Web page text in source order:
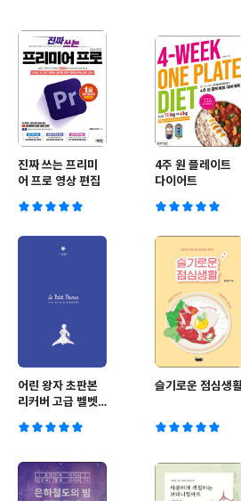
진짜 쓰는 프리미
어 프로 영상 편집
4주 원 플레이트
다이어트
어린 왕자 초판본
리커버 고급 벨벳
슬기로운 점심생